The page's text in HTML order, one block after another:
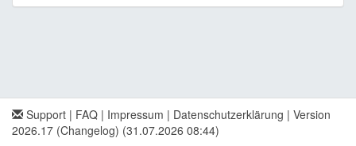
Support | FAQ | Impressum | Datenschutzerklärung | Version
2026.17 (Changelog) (31.07.2026 08:44)